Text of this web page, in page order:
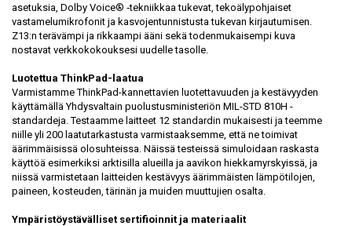
asetuksia, Dolby Voice® ‑tekniikkaa tukevat, tekoälypohjaiset
vastamelumikrofonit ja kasvojentunnistusta tukevan kirjautumisen.
Z13:n terävämpi ja rikkaampi ääni sekä todenmukaisempi kuva
nostavat verkkokokouksesi uudelle tasolle.
Luotettua ThinkPad-laatua
Varmistamme ThinkPad-kannettavien luotettavuuden ja kestävyyden
käyttämällä Yhdysvaltain puolustusministeriön MIL-STD 810H -
standardeja. Testaamme laitteet 12 standardin mukaisesti ja teemme
niille yli 200 laatutarkastusta varmistaaksemme, että ne toimivat
äärimmäisissä olosuhteissa. Näissä testeissä simuloidaan raskasta
käyttöä esimerkiksi arktisilla alueilla ja aavikon hiekkamyrskyissä, ja
niissä varmistetaan laitteiden kestävyys äärimmäisten lämpötilojen,
paineen, kosteuden, tärinän ja muiden muuttujien osalta.
Ympäristöystävälliset sertifioinnit ja materiaalit